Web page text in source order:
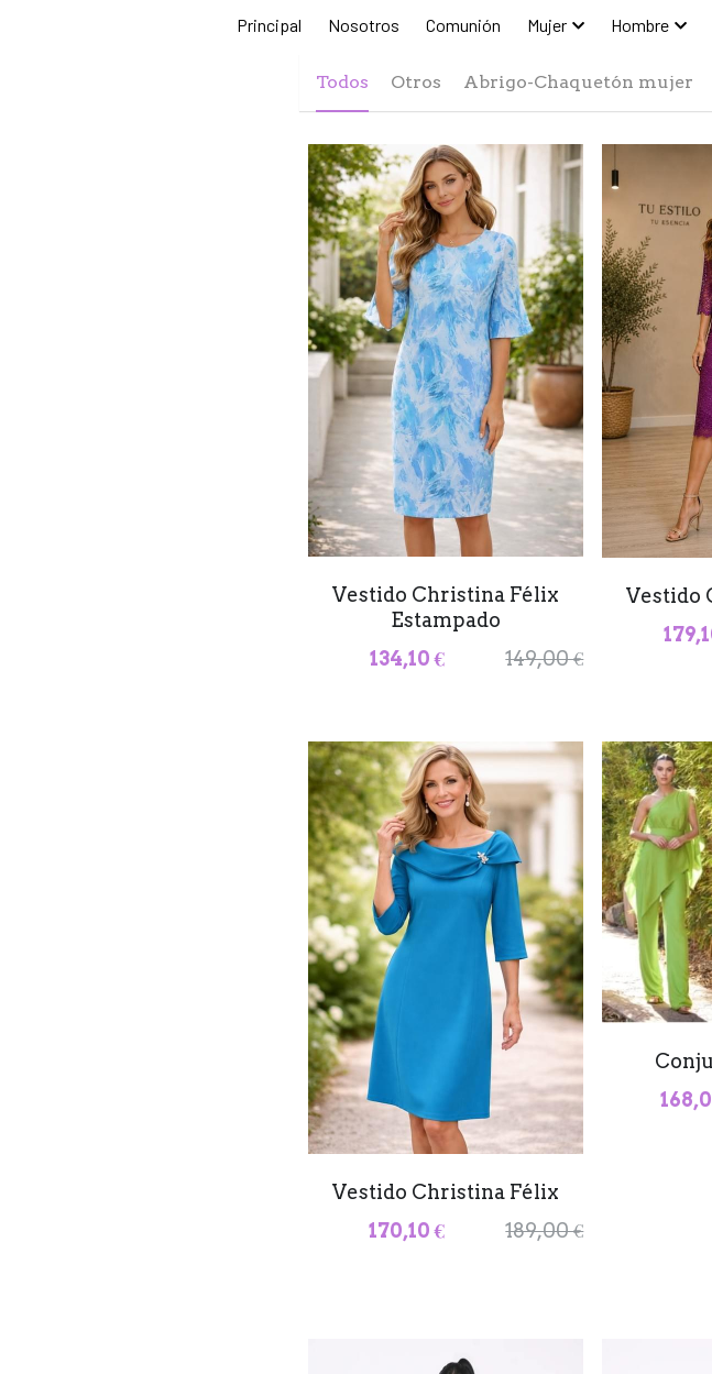
Principal Nosotros Comunión Mujer Hombre
Todos Otros Abrigo-Chaquetón mujer
Vestido Christina Félix
Estampado
134,10 €
149,00 €
Vestido
Vestido Christina Félix
170,10 €
189,00 €